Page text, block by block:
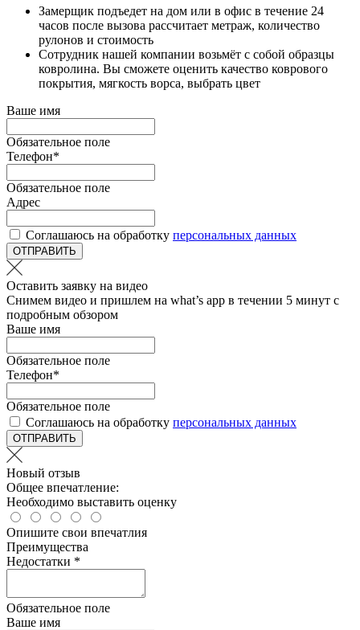
Замерщик подъедет на дом или в офис в течение 24
часов после вызова рассчитает метраж, количество
рулонов и стоимость
Сотрудник нашей компании возьмёт с собой образцы
ковролина. Вы сможете оценить качество коврового
покрытия, мягкость ворса, выбрать цвет
Ваше имя
Обязательное поле
Телефон*
Обязательное поле
Адрес
Соглашаюсь на обработку персональных данных
ОТПРАВИТЬ
Оставить заявку на видео
Снимем видео и пришлем на what’s app в течении 5 минут с
подробным обзором
Ваше имя
Обязательное поле
Телефон*
Обязательное поле
Соглашаюсь на обработку персональных данных
ОТПРАВИТЬ
Новый отзыв
Общее впечатление:
Необходимо выставить оценку
Опишите свои впечатлия
Преимущества
Недостатки *
Обязательное поле
Ваше имя